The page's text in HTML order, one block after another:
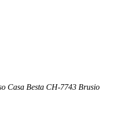
Casa Besta CH-7743 Brusio